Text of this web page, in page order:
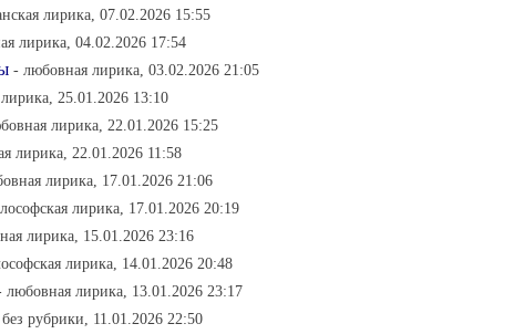
лирика, 07.02.2026 15:55
лирика, 04.02.2026 17:54
- любовная лирика, 03.02.2026 21:05
25.01.2026 13:10
лирика, 22.01.2026 15:25
лирика, 22.01.2026 11:58
лирика, 17.01.2026 21:06
лирика, 17.01.2026 20:19
лирика, 15.01.2026 23:16
лирика, 14.01.2026 20:48
любовная лирика, 13.01.2026 23:17
рубрики, 11.01.2026 22:50